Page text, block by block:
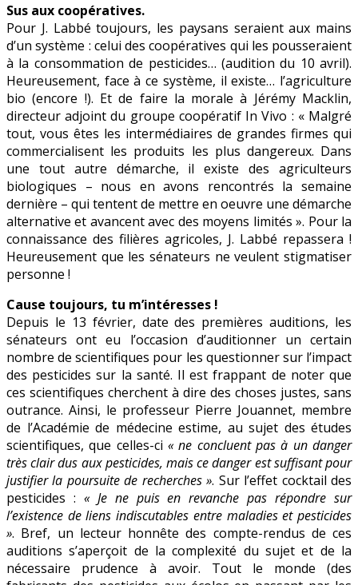
Sus aux coopératives.
Pour J. Labbé toujours, les paysans seraient aux mains
d’un système : celui des coopératives qui les pousseraient
à la consommation de pesticides… (audition du 10 avril).
Heureusement, face à ce système, il existe… l’agriculture
bio (encore !). Et de faire la morale à Jérémy Macklin,
directeur adjoint du groupe coopératif In Vivo : « Malgré
tout, vous êtes les intermédiaires de grandes firmes qui
commercialisent les produits les plus dangereux. Dans
une tout autre démarche, il existe des agriculteurs
biologiques – nous en avons rencontrés la semaine
dernière – qui tentent de mettre en oeuvre une démarche
alternative et avancent avec des moyens limités ». Pour la
connaissance des filières agricoles, J. Labbé repassera !
Heureusement que les sénateurs ne veulent stigmatiser
personne !
Cause toujours, tu m’intéresses !
Depuis le 13 février, date des premières auditions, les
sénateurs ont eu l’occasion d’auditionner un certain
nombre de scientifiques pour les questionner sur l’impact
des pesticides sur la santé. Il est frappant de noter que
ces scientifiques cherchent à dire des choses justes, sans
outrance. Ainsi, le professeur Pierre Jouannet, membre
de l’Académie de médecine estime, au sujet des études
scientifiques, que celles-ci « ne concluent pas à un danger
très clair dus aux pesticides, mais ce danger est suffisant pour
justifier la poursuite de recherches ». Sur l’effet cocktail des
pesticides : « Je ne puis en revanche pas répondre sur
l’existence de liens indiscutables entre maladies et pesticides
». Bref, un lecteur honnête des compte-rendus de ces
auditions s’aperçoit de la complexité du sujet et de la
nécessaire prudence à avoir. Tout le monde (des